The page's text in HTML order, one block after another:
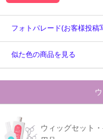
フォトパレード(お客様投稿
似た色の商品を見る
ウィッグセット